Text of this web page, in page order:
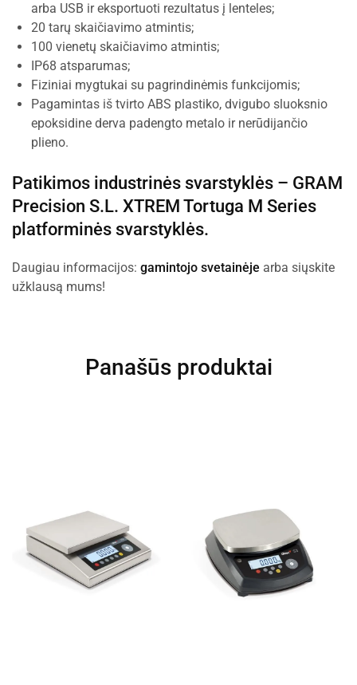
arba USB ir eksportuoti rezultatus į lenteles;
20 tarų skaičiavimo atmintis;
100 vienetų skaičiavimo atmintis;
IP68 atsparumas;
Fiziniai mygtukai su pagrindinėmis funkcijomis;
Pagamintas iš tvirto ABS plastiko, dvigubo sluoksnio
epoksidine derva padengto metalo ir nerūdijančio
plieno.
Patikimos industrinės svarstyklės – GRAM
Precision S.L. XTREM Tortuga M Series
platforminės svarstyklės.
Daugiau informacijos: gamintojo svetainėje arba siųskite
užklausą mums!
Panašūs produktai